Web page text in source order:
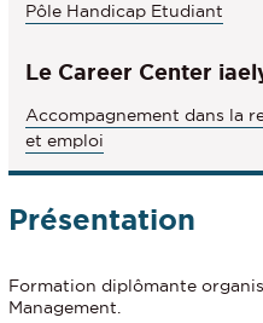
Pôle Handicap Etudiant
Le Career Center
Accompagnement dans la
et emploi
Présentation
Formation diplômante
Management.